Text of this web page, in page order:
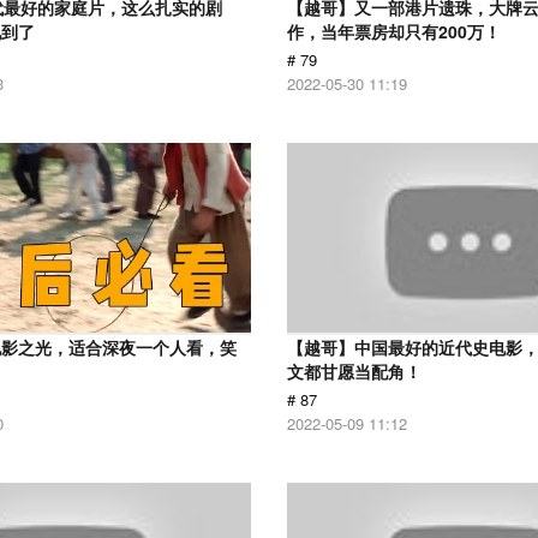
好的家庭片，这么扎实的剧
了
【越哥】又一部港片遗珠，大牌
作，当年票房却只有200万！
# 79
2022-05-30 11:19
之光，适合深夜一个人看，笑
【越哥】中国最好的近代史电影
文都甘愿当配角！
# 87
2022-05-09 11:12